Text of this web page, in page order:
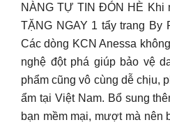
NÀNG TỰ TIN ĐÓN HÈ Khi
TẶNG NGAY 1 tẩy trang By
Các dòng KCN Anessa
nghệ đột phá giúp bảo vệ
phẩm cũng vô cùng dễ chịu,
ẩm tại Việt Nam. Bổ sung
bạn mềm mại, mượt mà nên